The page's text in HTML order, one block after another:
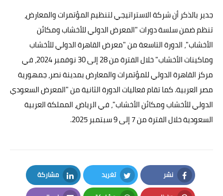
جدير بالذكر أن شركة الاستراتيجي لتنظيم المؤتمرات والمعارض،
تنظم ضمن سلسة دورات "المعرض الدولي للأخشاب ومكائن
الأخشاب"، الدورة التاسعة من "معرض القاهرة الدولي للأخشاب
وماكينات الأخشاب" خلال الفترة من 28 إلى 30 نوفمبر 2024، في
مركز القاهرة الدولي للمؤتمرات والمعارض بمدينة نصر، جمهورية
مصر العربية. كما تقام فعاليات الدورة الثانية من "المعرض السعودي
الدولي للأخشاب ومكائن الأخشاب"، في الرياض، المملكة العربية
السعودية خلال الفترة من 7 إلى 9 سبتمبر 2025.
نشر
Facebook
تغريد
Twitter
مشاركة
LinkedIn